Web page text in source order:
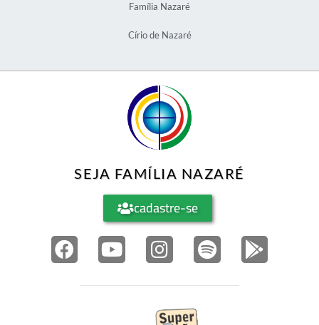
Família Nazaré
Círio de Nazaré
SEJA FAMÍLIA NAZARÉ
cadastre-se